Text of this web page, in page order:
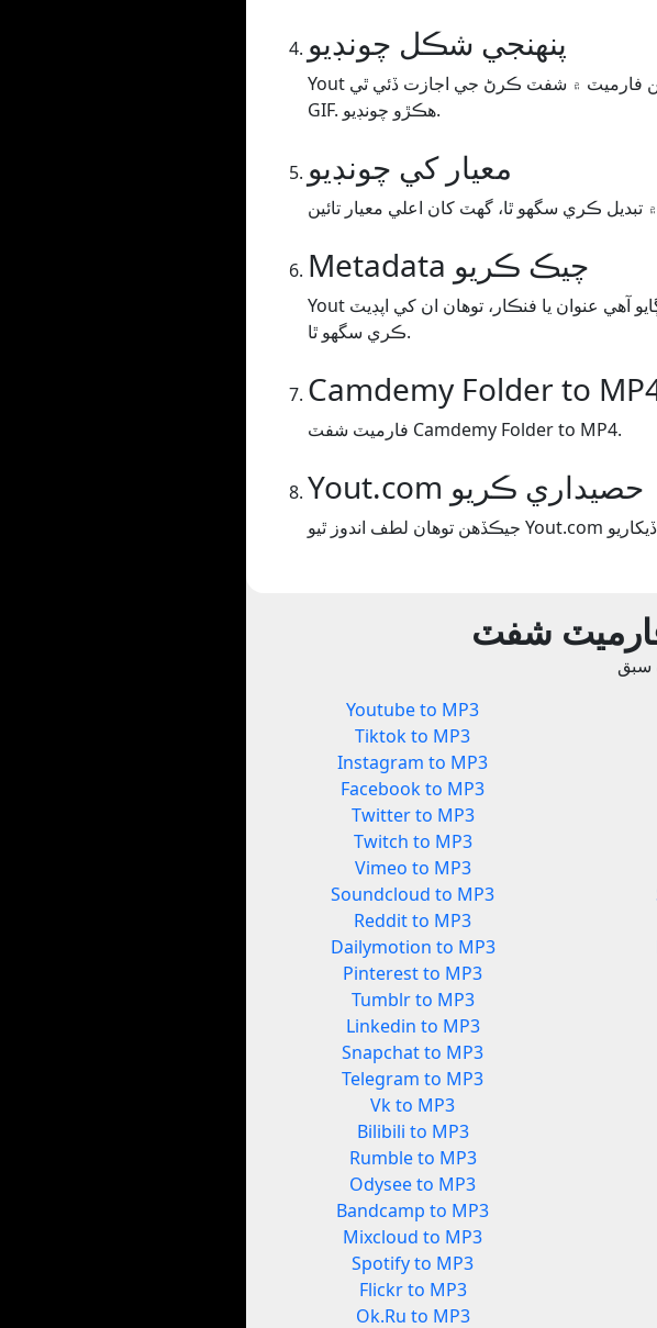
پنھنجي شڪل چونڊيو
Yout توهان کي توهان جي وڊيو / آڊيو کي انهن فارميٽ ۾ شفٽ ڪرڻ جي اجازت ڏئي ٿي MP3 يا WAV (آڊيو)، MP4 (وڊيو) يا
GIF. ھڪڙو چونڊيو.
معيار کي چونڊيو
Metadata چيڪ ڪريو
Yout وڊيو پيج تي متن کي اسڪريپ ڪري ٿو ۽ ان ۾ رکي ٿو جيڪو اسان اندازو لڳايو آهي عنوان يا فنڪار، توهان ان کي اپڊيٽ
ڪري سگهو ٿا.
Camdemy Folder to
فارميٽ شفٽ Camdemy Folder to MP4.
Yout.com حصيداري ڪريو
شفٽ
سبق
Youtube to MP3
Tiktok to MP3
Instagram to MP3
Facebook to MP3
Twitter to MP3
Twitch to MP3
Vimeo to MP3
Soundcloud to MP3
Reddit to MP3
Dailymotion to MP3
Pinterest to MP3
Tumblr to MP3
Linkedin to MP3
Snapchat to MP3
Telegram to MP3
Vk to MP3
Bilibili to MP3
Rumble to MP3
Odysee to MP3
Bandcamp to MP3
Mixcloud to MP3
Spotify to MP3
Flickr to MP3
Ok.Ru to MP3